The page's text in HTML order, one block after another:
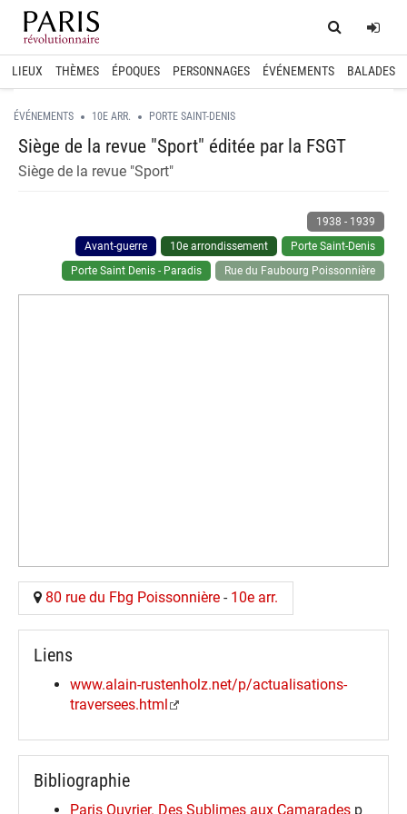
Home
LIEUX THÈMES ÉPOQUES PERSONNAGES ÉVÉNEMENTS BALADES
ÉVÉNEMENTS 10E ARR. PORTE SAINT-DENIS
Siège de la revue "Sport" éditée par la FSGT
Siège de la revue "Sport"
1938 - 1939
Avant-guerre
10e arrondissement
Porte Saint-Denis
Porte Saint Denis - Paradis
Rue du Faubourg Poissonnière
80 rue du Fbg Poissonnière - 10e arr.
Liens
www.alain-rustenholz.net/p/actualisations-
traversees.html
Bibliographie
Paris Ouvrier. Des Sublimes aux Camarades p